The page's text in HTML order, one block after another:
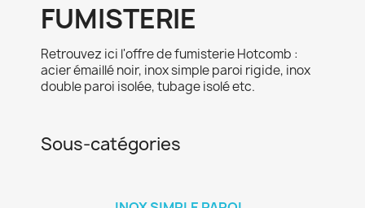
FUMISTERIE
Retrouvez ici l'offre de fumisterie Hotcomb :
acier émaillé noir, inox simple paroi rigide, inox
double paroi isolée, tubage isolé etc.
Sous-catégories